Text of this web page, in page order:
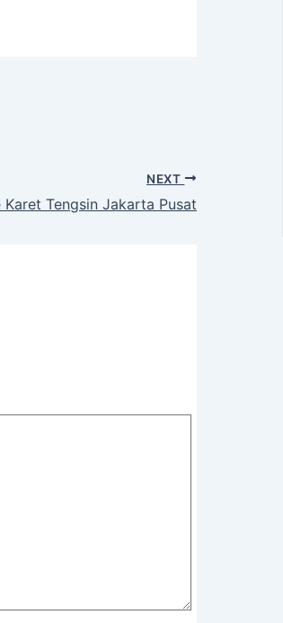
NEXT
Karet Tengsin Jakarta Pusat